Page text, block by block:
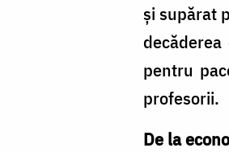
și supărat
pentru
profesorii.
De la